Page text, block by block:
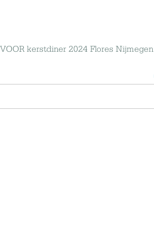
VOOR kerstdiner 2024 Flores Nijmegen